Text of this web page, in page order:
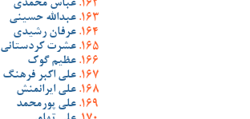
عباس محمدی
عبدالله حسینی
عرفان رشیدی
عشرت کردستانی
عظیم گوک
علی اکبر فرهنگ
علی ایرانمنش
علی پورمحمد